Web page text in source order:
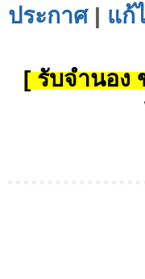
ประกาศ| แก้
[ รับจำนอง